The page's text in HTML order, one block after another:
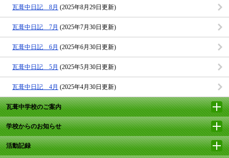
瓦葺中日記 8月 (2025年8月29日更新)
瓦葺中日記 7月 (2025年7月30日更新)
瓦葺中日記 6月 (2025年6月30日更新)
瓦葺中日記 5月 (2025年5月30日更新)
瓦葺中日記 4月 (2025年4月30日更新)
瓦葺中学校のご案内
学校からのお知らせ
活動記録